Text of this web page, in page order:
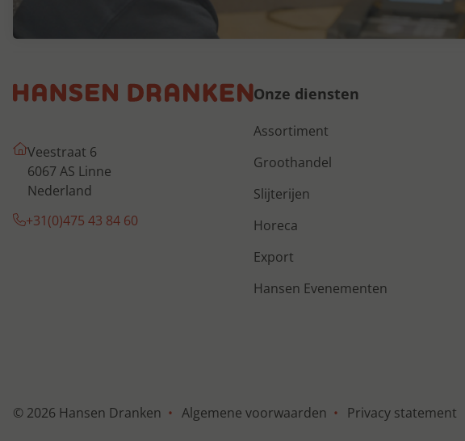
Veestraat 6
6067 AS Linne
Nederland
+31(0)475 43 84 60
Onze diensten
Assortiment
Groothandel
Slijterijen
Horeca
Export
Hansen Evenementen
© 2026 Hansen Dranken Algemene voorwaarden Privacy statement